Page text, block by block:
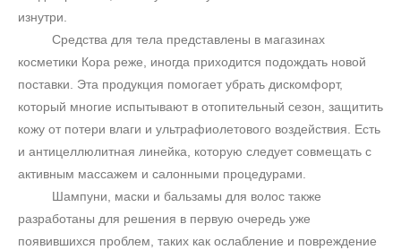
изнутри.
Средства для тела представлены в магазинах
косметики Кора реже, иногда приходится подождать новой
поставки. Эта продукция помогает убрать дискомфорт,
который многие испытывают в отопительный сезон, защитить
кожу от потери влаги и ультрафиолетового воздействия. Есть
и антицеллюлитная линейка, которую следует совмещать с
активным массажем и салонными процедурами.
Шампуни, маски и бальзамы для волос также
разработаны для решения в первую очередь уже
появившихся проблем, таких как ослабление и повреждение